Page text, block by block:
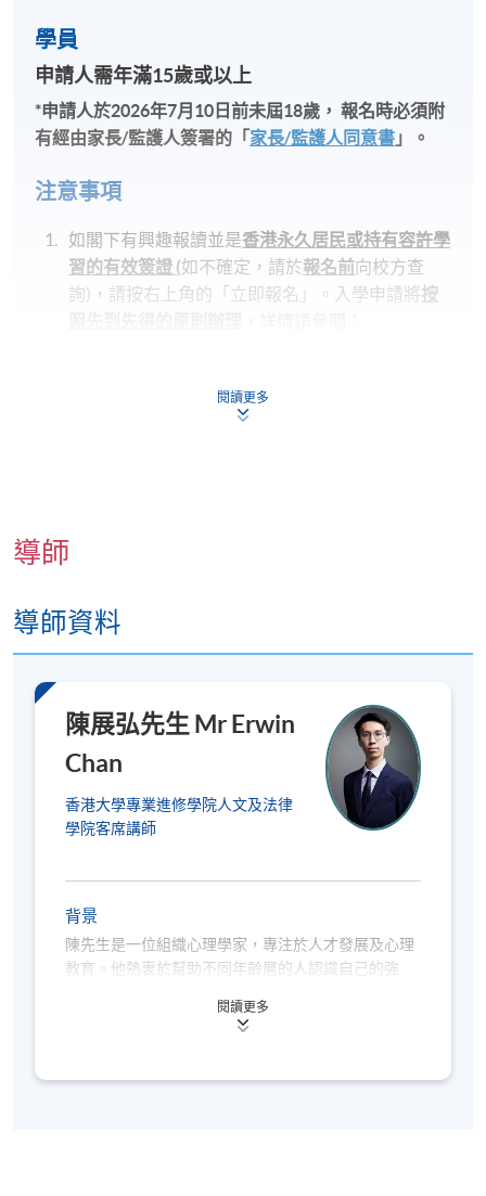
學員
申請人需年滿15歲或以 上
*申請人於2026年7月 10 日前未屆18歲， 報名時必須附
有經由家長/監護人簽署的「 家長/監護人同意書 」 。
注意事項
如閣下有興趣報讀並是香港永久居民或持有容許學
習的有效簽證 (如不確定，請於報名前向校方查
詢)，請按右上角的「立即報名」。入學申請將按
申請人一般須要提供香港身份證（適用於本地申請
避免時間衝突。若因報讀人數不足而取消課程，本
院將安排退款；但在其他情況下，則
員也不能轉至其他班別或課程。詳情請參閱：
apply/payment-methods/
課程是否舉行取決於報名人數，若成功舉行，學員
將在開課前
天收到電郵，包含詳細的地點及
課室安排。若您於開課前一星期內報名，請立刻聯
繫本部門以作跟進。除課程資料更改外，本院將不
況。各教學中心地點請參閱：
https://www.hkuspace.hku.hk/cht/learning-centre/
發出的「付款確認通知」電郵。請妥善保存該電郵
或出示與報名時相同的身分證明文件，
間辦理。
閱讀更多
導師
導師資料
陳展弘先生 Mr Erwin
Chan
香港大學專業進修學院人文及法律
學院客席講師
背景
陳先生是一位組織心理學家，專注於人才發展及心理
教育。他熱衷於幫助不同年齡層的人認識自己的強
閱讀更多